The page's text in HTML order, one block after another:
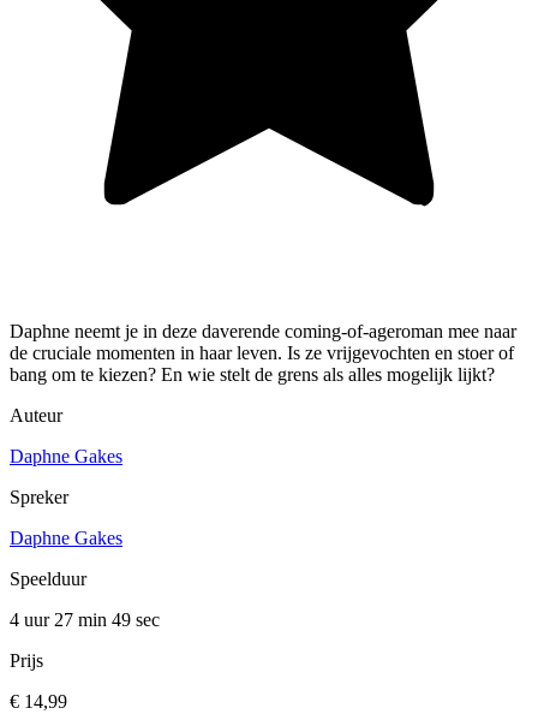
Daphne neemt je in deze daverende coming-of-ageroman mee naar
de cruciale momenten in haar leven. Is ze vrijgevochten en stoer of
bang om te kiezen? En wie stelt de grens als alles mogelijk lijkt?
Auteur
Daphne Gakes
Spreker
Daphne Gakes
Speelduur
4 uur 27 min 49 sec
Prijs
€ 14,99